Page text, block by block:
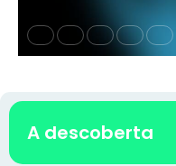
A descoberta